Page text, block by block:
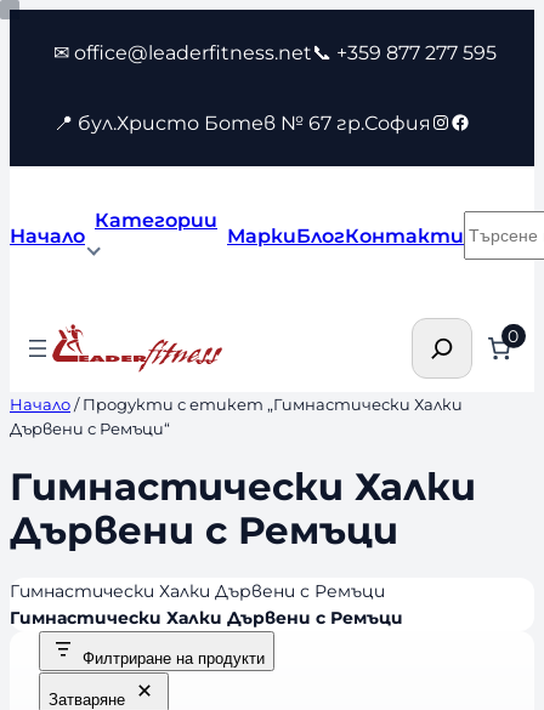
Към
съдържанието
✉ office@leaderfitness.net📞 +359 877 277 595
📍 бул.Христо Ботев № 67 гр.София Instagram
Facebook
Начало
Категории
МаркиБлогКонтакти
Търсене 0
Начало/ Продукти с етикет „Гимнастически Халки
Дървени с Ремъци“
Гимнастически Халки
Дървени с Ремъци
Гимнастически Халки Дървени с Ремъци
Гимнастически Халки Дървени с Ремъци
Филтриране на продукти
Затваряне